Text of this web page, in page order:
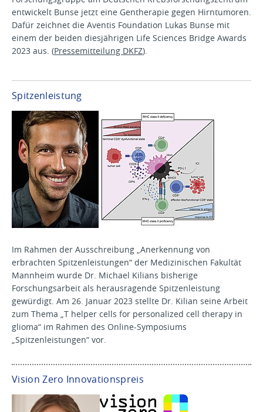
entwickelt Bunse jetzt eine Gentherapie gegen Hirntumoren.
Dafür zeichnet die Aventis Foundation Lukas Bunse mit
einem der beiden diesjährigen Life Sciences Bridge Awards
2023 aus. (Pressemitteilung DKFZ).
Spitzenleistung
Im Rahmen der Ausschreibung „Anerkennung von
erbrachten Spitzenleistungen“ der Medizinischen Fakultät
Mannheim wurde Dr. Michael Kilians bisherige
Forschungsarbeit als herausragende Spitzenleistung
gewürdigt. Am 26. Januar 2023 stellte Dr. Kilian seine Arbeit
zum Thema „T helper cells for personalized cell therapy in
glioma“ im Rahmen des Online-Symposiums
„Spitzenleistungen“ vor.
Vision Zero Innovationspreis